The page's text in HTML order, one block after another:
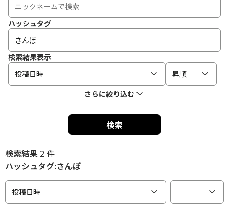
ハッシュタグ
検索結果表示
投稿日時
昇順
さらに絞り込む
検索
検索結果 2 件
ハッシュタグ:さんぽ
投稿日時